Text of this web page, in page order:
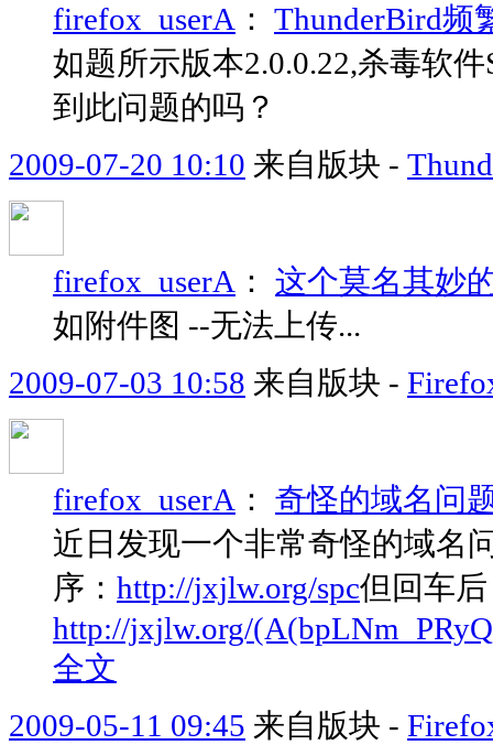
firefox_userA ： ThunderBird
如题所示版本2.0.0.22,杀毒软
到此问题的吗？
2009-07-20 10:10 来自版块 -
firefox_userA ： 这个莫名其妙
如附件图 --无法上传...
2009-07-03 10:58 来自版块 -
firefox_userA ： 奇怪的域名问
近日发现一个非常奇怪的域名
序： http://jxjlw.org/spc但回车
http://jxjlw.org/
全文
2009-05-11 09:45 来自版块 -